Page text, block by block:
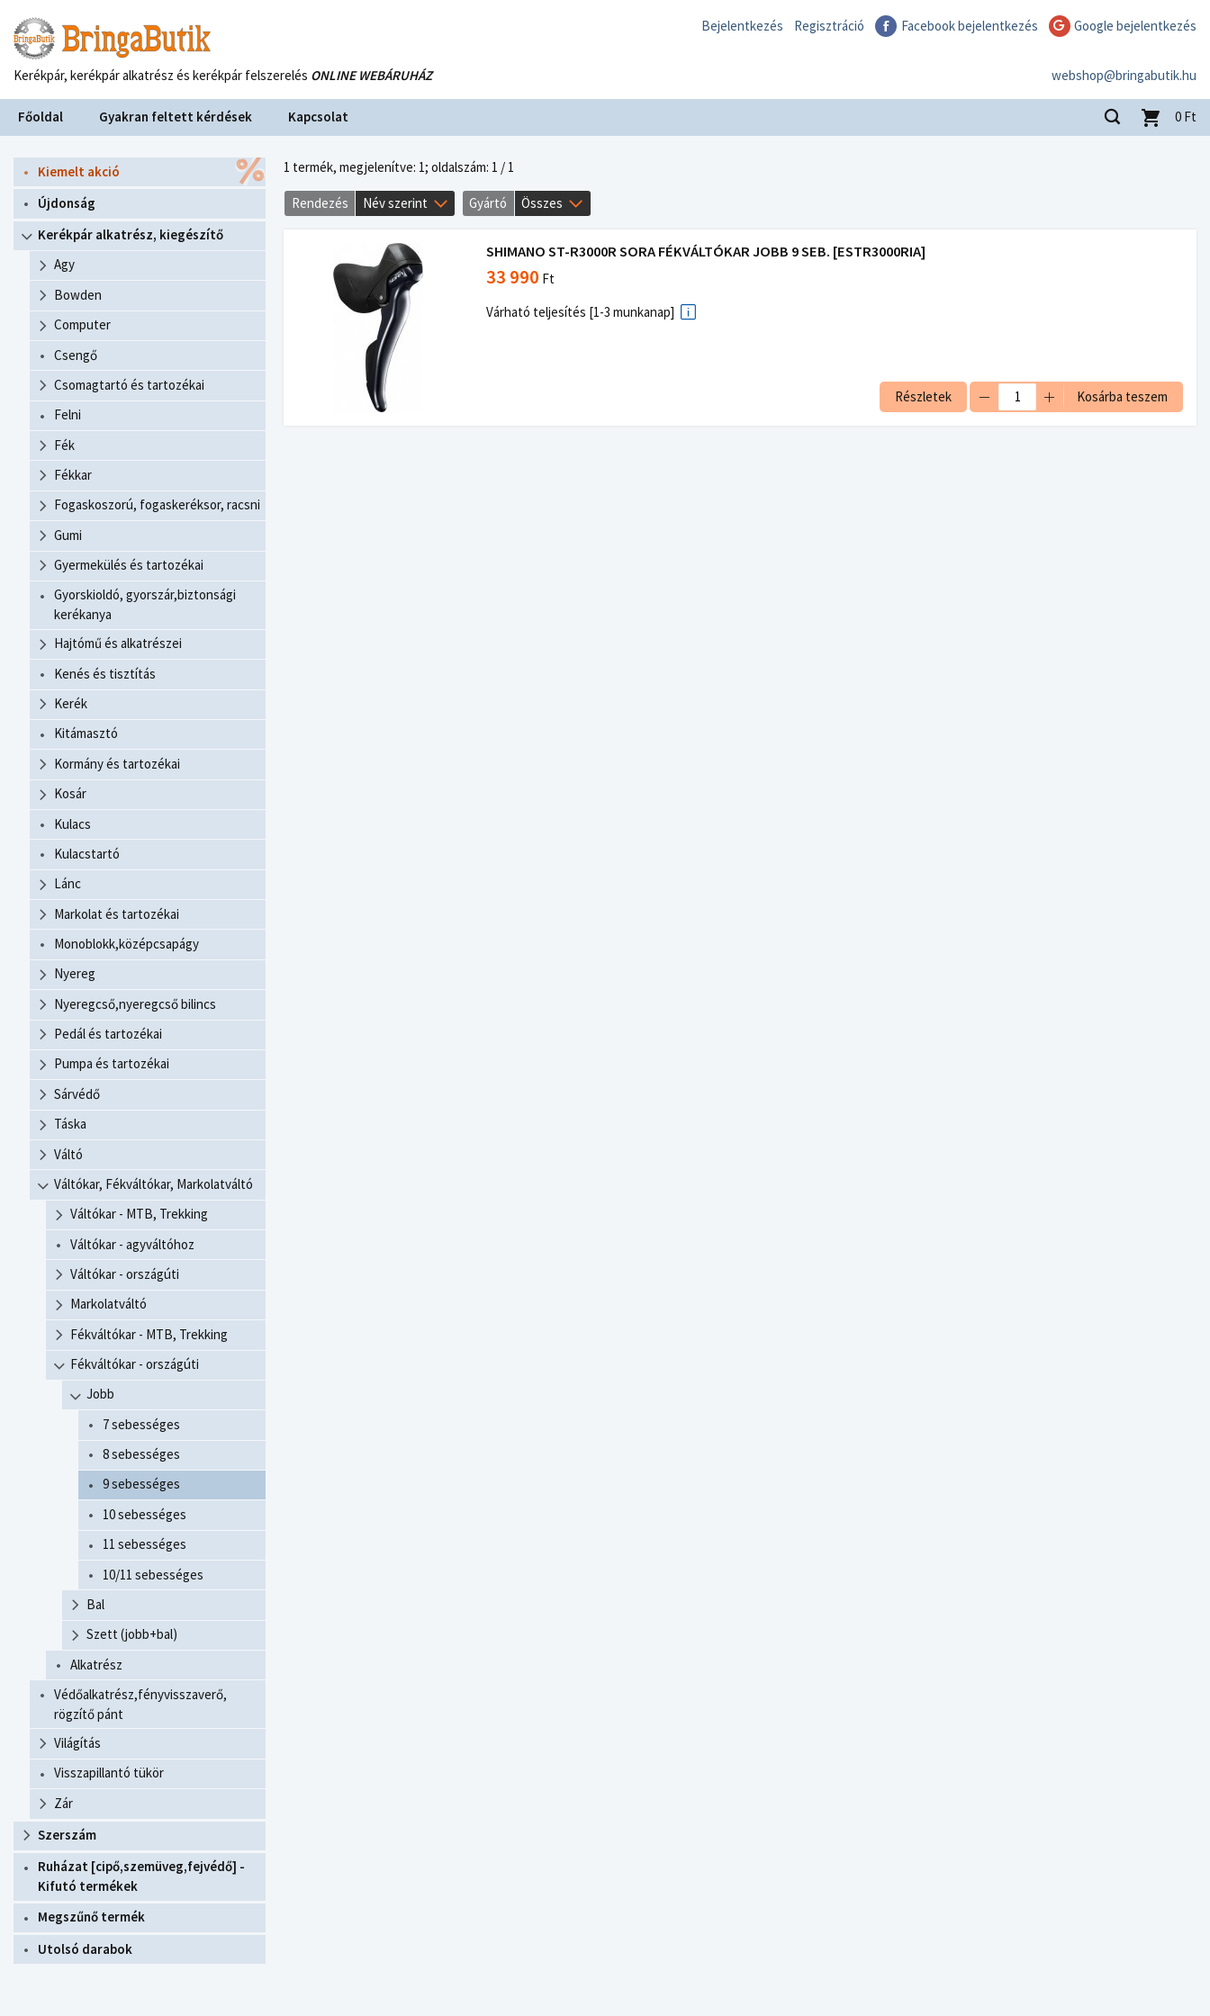
Bejelentkezés Regisztráció Facebook bejelentkezés Google bejelentkezés
webshop@bringabutik.hu
Kerékpár, kerékpár alkatrész és kerékpár felszerelés ONLINE WEBÁRUHÁZ
Főoldal Gyakran feltett kérdések Kapcsolat 0 Ft
Kiemelt akció
Újdonság
Kerékpár alkatrész, kiegészítő
Agy
Bowden
Computer
Csengő
Csomagtartó és tartozékai
Felni
Fék
Fékkar
Fogaskoszorú, fogaskeréksor, racsni
Gumi
Gyermekülés és tartozékai
Gyorskioldó, gyorszár,biztonsági
kerékanya
Hajtómű és alkatrészei
Kenés és tisztítás
Kerék
Kitámasztó
Kormány és tartozékai
Kosár
Kulacs
Kulacstartó
Lánc
Markolat és tartozékai
Monoblokk,középcsapágy
Nyereg
Nyeregcső,nyeregcső bilincs
Pedál és tartozékai
Pumpa és tartozékai
Sárvédő
Táska
Váltó
Váltókar, Fékváltókar, Markolatváltó
Váltókar - MTB, Trekking
Váltókar - agyváltóhoz
Váltókar - országúti
Markolatváltó
Fékváltókar - MTB, Trekking
Fékváltókar - országúti
Jobb
7 sebességes
8 sebességes
9 sebességes
10 sebességes
11 sebességes
10/11 sebességes
Bal
Szett (jobb+bal)
Alkatrész
Védőalkatrész,fényvisszaverő,
rögzítő pánt
Világítás
Visszapillantó tükör
Zár
Szerszám
Ruházat [cipő,szemüveg,fejvédő] -
Kifutó termékek
Megszűnő termék
Utolsó darabok
1 termék, megjelenítve: 1; oldalszám: 1 / 1
Rendezés Név szerint Gyártó Összes
SHIMANO ST-R3000R SORA FÉKVÁLTÓKAR JOBB 9 SEB. [ESTR3000RIA]
33 990 Ft
Várható teljesítés [1-3 munkanap]
Részletek Kosárba teszem